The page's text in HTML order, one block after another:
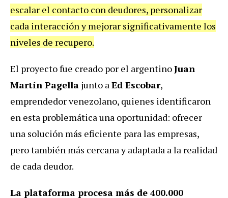
escalar el contacto con deudores, personalizar
cada interacción y mejorar significativamente los
niveles de recupero.
El proyecto fue creado por el argentinoJuan
Martín Pagella junto aEd Escobar,
emprendedor venezolano, quienes identificaron
en esta problemática una oportunidad: ofrecer
una solución más eficiente para las empresas,
pero también más cercana y adaptada a la realidad
de cada deudor.
La plataforma procesa más de 400.000